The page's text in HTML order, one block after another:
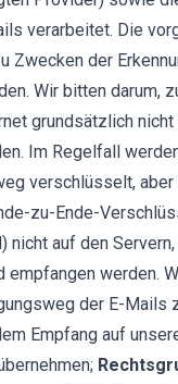
verarbeitet. Die
Zwecken der
Wir bitten darum,
grundsätzlich
Im Regelfall
verschlüsselt,
zu-Ende-
nicht auf den
empfangen werden.
der E-Mails
Empfang auf